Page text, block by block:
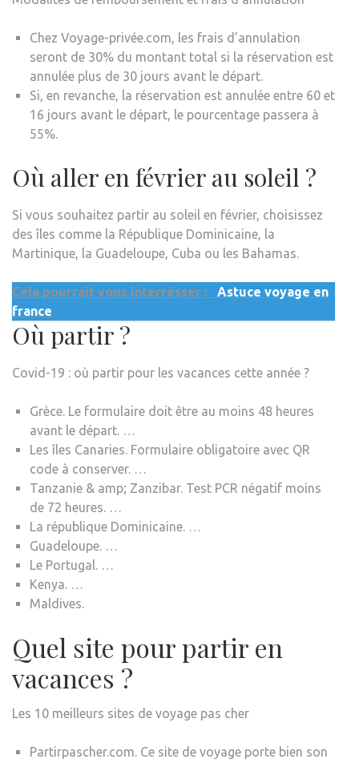
Chez Voyage-privée.com, les frais d’annulation
seront de 30% du montant total si la réservation est
annulée plus de 30 jours avant le départ.
Si, en revanche, la réservation est annulée entre 60 et
16 jours avant le départ, le pourcentage passera à
55%.
Où aller en février au soleil ?
Si vous souhaitez partir au soleil en février, choisissez
des îles comme la République Dominicaine, la
Martinique, la Guadeloupe, Cuba ou les Bahamas.
Cela pourrait vous interrésser :
Astuce voyage en
france
Où partir ?
Covid-19 : où partir pour les vacances cette année ?
Grèce. Le formulaire doit être au moins 48 heures
avant le départ. …
Les îles Canaries. Formulaire obligatoire avec QR
code à conserver. …
Tanzanie & amp; Zanzibar. Test PCR négatif moins
de 72 heures. …
La république Dominicaine. …
Guadeloupe. …
Le Portugal. …
Kenya. …
Maldives.
Quel site pour partir en
vacances ?
Les 10 meilleurs sites de voyage pas cher
Partirpascher.com. Ce site de voyage porte bien son